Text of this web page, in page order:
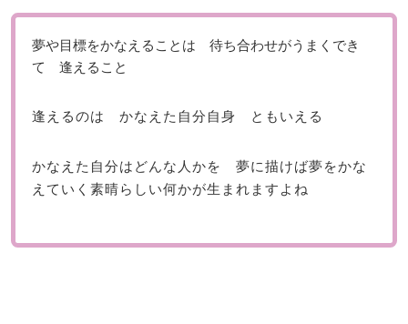
夢や目標をかなえることは 待ち合わせがうまくでき
て 逢えること
逢えるのは かなえた自分自身 ともいえる
かなえた自分はどんな人かを 夢に描けば夢をかな
えていく素晴らしい何かが生まれますよね